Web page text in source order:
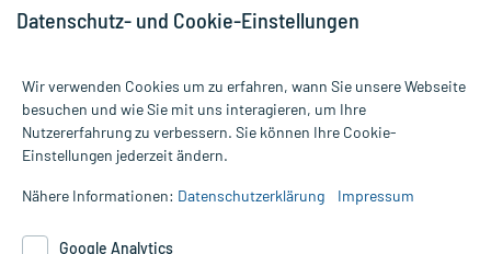
Alle Preise gelten inkl. MwSt., ggf. zzgl. Versandkosten
Informationen auf dieser Website werden ausschließlich für
die Untersuchung und Behandlung durch einen Arzt. Bitte
Datenschutz- und Cookie-Einstellungen
Wir verwenden Cookies um zu erfahren, wann Sie unsere Webseite
besuchen und wie Sie mit uns interagieren, um Ihre
Nutzererfahrung zu verbessern. Sie können Ihre Cookie-
Einstellungen jederzeit ändern.
Nähere Informationen: Datenschutzerklärung Impressum
Google Analytics